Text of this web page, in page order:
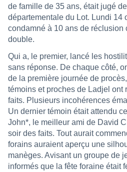
de famille de 35 ans, était jugé
départementale du Lot. Lundi 14
condamné à 10 ans de réclusion
double.
Qui a, le premier, lancé les
sans réponse. De chaque côté,
de la première journée de
témoins et proches de Ladjel ont
faits. Plusieurs incohérences
Un dernier témoin était attendu
John*, le meilleur ami de David
soir des faits. Tout aurait
forains auraient aperçu une
manèges. Avisant un groupe de
informés que la fête foraine était